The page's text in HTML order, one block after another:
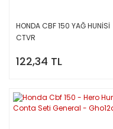
HONDA CBF 150 YAĞ HUNİSİ
CTVR
122,34 TL